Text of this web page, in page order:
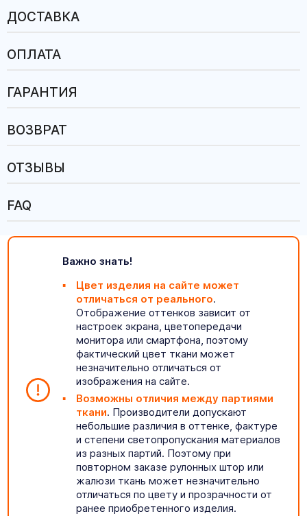
ДОСТАВКА
ОПЛАТА
ГАРАНТИЯ
ВОЗВРАТ
ОТЗЫВЫ
FAQ
Важно знать!
Цвет изделия на сайте может
отличаться от реального.
Отображение оттенков зависит от
настроек экрана, цветопередачи
монитора или смартфона, поэтому
фактический цвет ткани может
незначительно отличаться от
изображения на сайте.
Возможны отличия между партиями
ткани. Производители допускают
небольшие различия в оттенке, фактуре
и степени светопропускания материалов
из разных партий. Поэтому при
повторном заказе рулонных штор или
жалюзи ткань может незначительно
отличаться по цвету и прозрачности от
ранее приобретенного изделия.